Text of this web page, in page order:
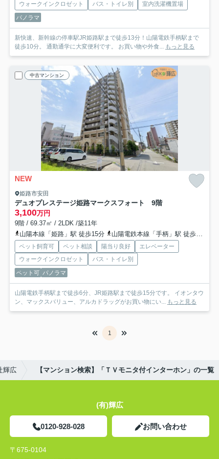
ウォークインクロゼット
バス・トイレ別
室内洗濯機置場
パノラマ
新快速、新幹線の停車駅JR姫路駅まで徒歩13分！山陽電鉄手柄駅まで
徒歩10分。 通勤通学に大変便利です。 お買い物や外食... もっと見る
中古マンション
NEW
姫路市安田
デュオプレステージ姫路マークスフォート 9階
3,100万円
9階 / 69.37㎡ / 2LDK /築11年
山陽本線「姫路」駅 徒歩15分
山陽電鉄本線「手柄」駅 徒歩5分
ペット飼育可 ペット相談 陽当り良好
エレベーター
ウォークインクロゼット
バス・トイレ別
ペット可 パノラマ
山陽電鉄手柄駅まで徒歩6分、JR姫路駅まで徒歩15分です。 イオンタウ
ン、マックスバリュー、アルカドラッグがお買い物にい... もっと見る
1
輝広 【マンション検索】「ＴＶモニタ付インターホン」の一覧
(有)輝広
0120-928-028 お問い合わせ
〒675-0104